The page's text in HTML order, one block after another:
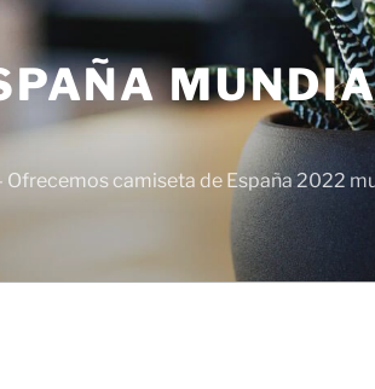
camiseta de España 2022